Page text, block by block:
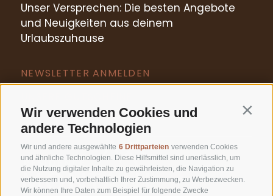
Wir verwenden Cookies und
andere Technologien
Wir und andere ausgewählte 6 Drittparteien verwenden Cookies
und ähnliche Technologien. Diese Hilfsmittel sind unerlässlich, um
die Nutzung digitaler Inhalte zu gewährleisten, die Navigation zu
verbessern und, vorbehaltlich Ihrer Zustimmung, zu Werbezwecken.
Wir können Ihre Daten zum Beispiel für folgende Zwecke
Unser Versprechen: Die besten Angebote
und Neuigkeiten aus deinem
Urlaubszuhause
NEWSLETTER ANMELDEN